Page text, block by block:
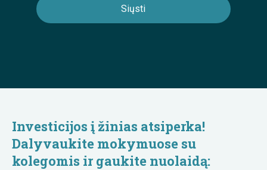
Investicijos į žinias atsiperka!
Dalyvaukite mokymuose su
kolegomis ir gaukite nuolaidą: